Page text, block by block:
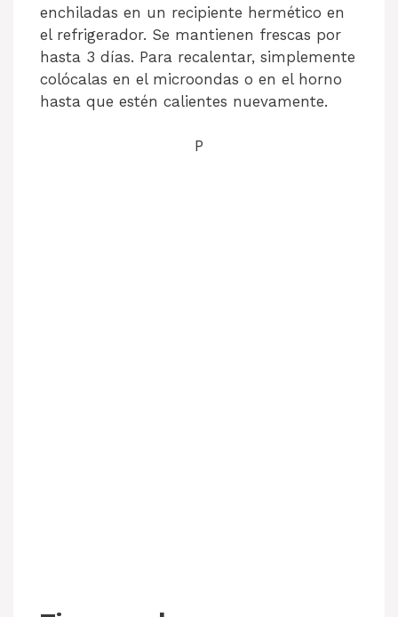
enchiladas en un recipiente hermético en
el refrigerador. Se mantienen frescas por
hasta 3 días. Para recalentar, simplemente
colócalas en el microondas o en el horno
hasta que estén calientes nuevamente.
P